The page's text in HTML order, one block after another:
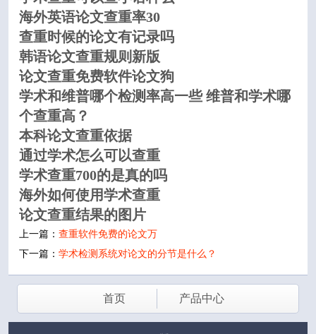
海外英语论文查重率30
查重时候的论文有记录吗
韩语论文查重规则新版
论文查重免费软件论文狗
学术和维普哪个检测率高一些 维普和学术哪
个查重高？
本科论文查重依据
通过学术怎么可以查重
学术查重700的是真的吗
海外如何使用学术查重
论文查重结果的图片
上一篇： 查重软件免费的论文万
下一篇： 学术检测系统对论文的分节是什么？
首页 产品中心